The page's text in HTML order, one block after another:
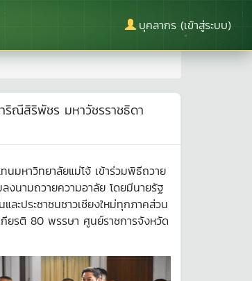
บุคลากร (เข้าสู่ระบบ)
ริณีสิริพัชร มหาวัชรราชธิดา
มหาวิทยาลัยแม่โจ้ เข้าร่วมพิธีถวาย
งนามถวายความอาลัย โดยมีนายรัฐ
ะประชาชนชาวเชียงใหม่ทุกภาคส่วน
ยรติ 80 พรรษา ศูนย์ราชการจังหวัด